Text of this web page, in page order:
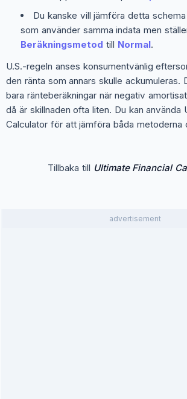
Du kanske vill jämföra detta
som använder samma indata men
Beräkningsmetod till Normal.
U.S.-regeln anses konsumentvänlig
den ränta som annars skulle ackumuleras.
bara ränteberäkningar när negativ
då är skillnaden ofta liten. Du kan använda
Calculator för att jämföra båda metoderna
Tillbaka till Ultimate Financial
advertisement